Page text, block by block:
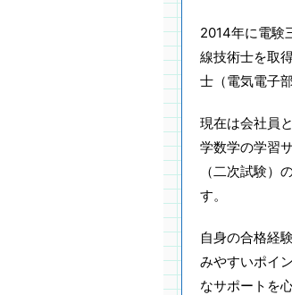
2014年に電験
線技術士を取
士（電気電子
現在は会社員
学数学の学習
（二次試験）
す。
自身の合格経
みやすいポイ
なサポートを